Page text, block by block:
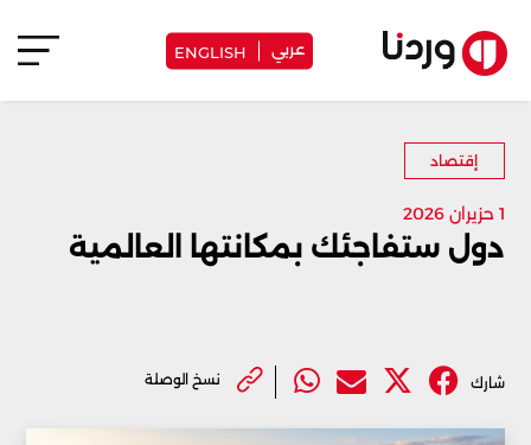
عربي ENGLISH
إقتصاد
1 حزيران 2026
دول ستفاجئك بمكانتها العالمية
شارك نسخ الوصلة